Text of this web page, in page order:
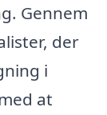
Gennem
der
i
at